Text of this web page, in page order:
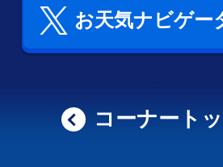
お天気ナビゲー
コーナート